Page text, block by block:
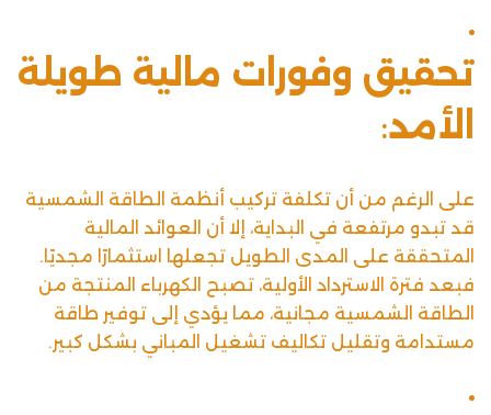
تحقيق وفورات مالية طويلة
الأمد:
على الرغم من أن تكلفة تركيب أنظمة الطاقة الشمسية
قد تبدو مرتفعة في البداية، إلا أن العوائد المالية
المتحققة على المدى الطويل تجعلها استثمارًا مجديًا.
فبعد فترة الاسترداد الأولية، تصبح الكهرباء المنتجة من
الطاقة الشمسية مجانية، مما يؤدي إلى توفير طاقة
مستدامة وتقليل تكاليف تشغيل المباني بشكل كبير.